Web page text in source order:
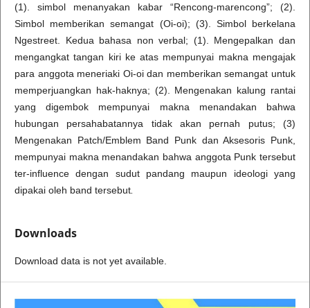
(1). simbol menanyakan kabar “Rencong-marencong”; (2).
Simbol memberikan semangat (Oi-oi); (3). Simbol berkelana
Ngestreet. Kedua bahasa non verbal; (1). Mengepalkan dan
mengangkat tangan kiri ke atas mempunyai makna mengajak
para anggota meneriaki Oi-oi dan memberikan semangat untuk
memperjuangkan hak-haknya; (2). Mengenakan kalung rantai
yang digembok mempunyai makna menandakan bahwa
hubungan persahabatannya tidak akan pernah putus; (3)
Mengenakan Patch/Emblem Band Punk dan Aksesoris Punk,
mempunyai makna menandakan bahwa anggota Punk tersebut
ter-influence dengan sudut pandang maupun ideologi yang
dipakai oleh band tersebut.
Downloads
Download data is not yet available.